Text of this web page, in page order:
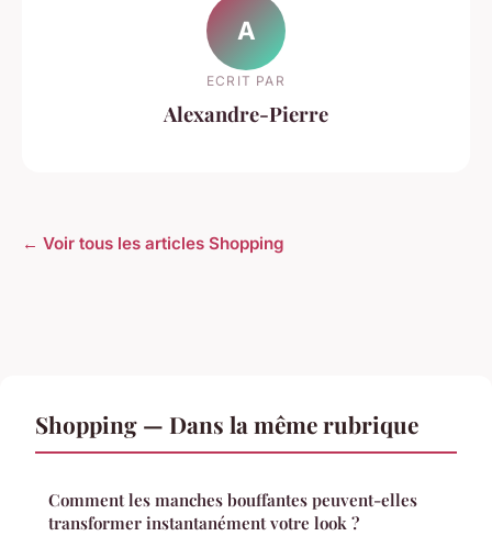
A
ECRIT PAR
Alexandre-Pierre
← Voir tous les articles Shopping
Shopping — Dans la même rubrique
Comment les manches bouffantes peuvent-elles
transformer instantanément votre look ?